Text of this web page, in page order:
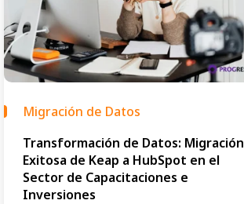
Migración de Datos
Transformación de Datos: Migración
Exitosa de Keap a HubSpot en el
Sector de Capacitaciones e
Inversiones